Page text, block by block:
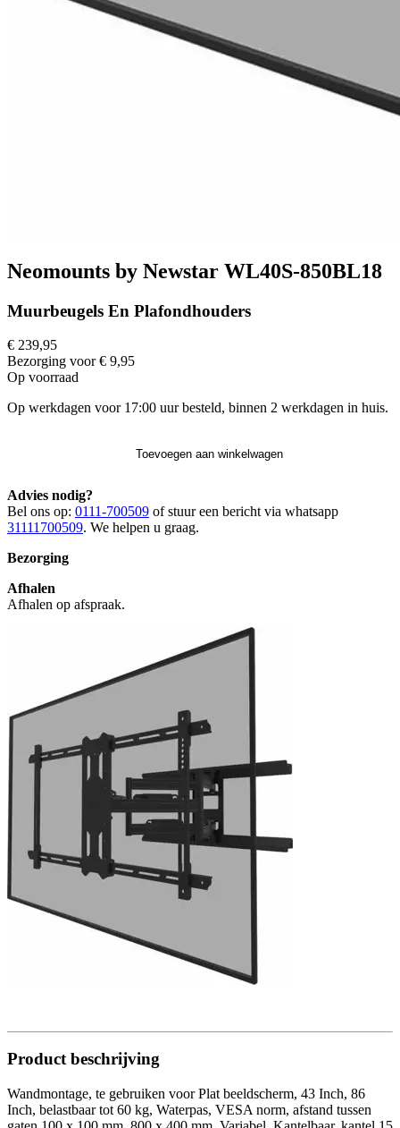
Neomounts by Newstar WL40S-850BL18
Muurbeugels En Plafondhouders
€ 239,95
Bezorging voor € 9,95
Op voorraad
Op werkdagen voor 17:00 uur besteld, binnen 2 werkdagen in huis.
Toevoegen aan winkelwagen
Advies nodig?
Bel ons op: 0111-700509 of stuur een bericht via whatsapp
31111700509. We helpen u graag.
Bezorging
Afhalen
Afhalen op afspraak.
Product beschrijving
Wandmontage, te gebruiken voor Plat beeldscherm, 43 Inch, 86
Inch, belastbaar tot 60 kg, Waterpas, VESA norm, afstand tussen